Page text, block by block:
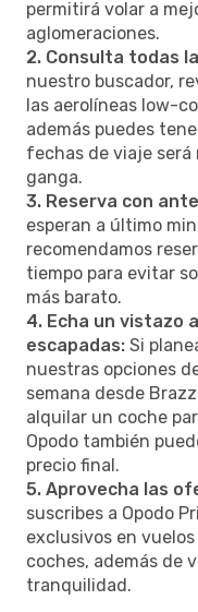
permitirá volar a
aglomeraciones.
2. Consulta todas
nuestro buscador,
las aerolíneas low-
además puedes
fechas de viaje
ganga.
3. Reserva con
esperan a último
recomendamos
tiempo para evitar
más barato.
4. Echa un vistazo
escapadas: Si
nuestras opciones
semana desde
alquilar un coche
Opodo también
precio final.
5. Aprovecha las
suscribes a Opodo
exclusivos en
coches, además de
tranquilidad.